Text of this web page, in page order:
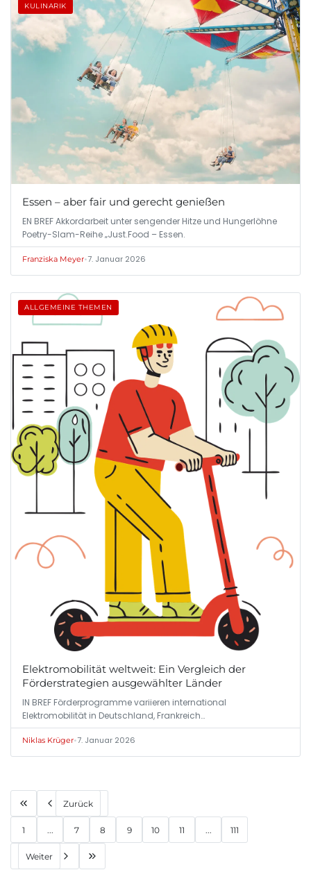
KULINARIK
Essen – aber fair und gerecht genießen
EN BREF Akkordarbeit unter sengender Hitze und Hungerlöhne
Poetry-Slam-Reihe „Just.Food – Essen.
Franziska Meyer•7. Januar 2026
ALLGEMEINE THEMEN
Elektromobilität weltweit: Ein Vergleich der
Förderstrategien ausgewählter Länder
IN BREF Förderprogramme variieren international
Elektromobilität in Deutschland, Frankreich…
Niklas Krüger•7. Januar 2026
Zurück
1 ... 7 8 9 10 11 ... 111
Weiter